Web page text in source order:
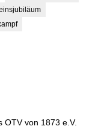
OTV von 1873 e.V.